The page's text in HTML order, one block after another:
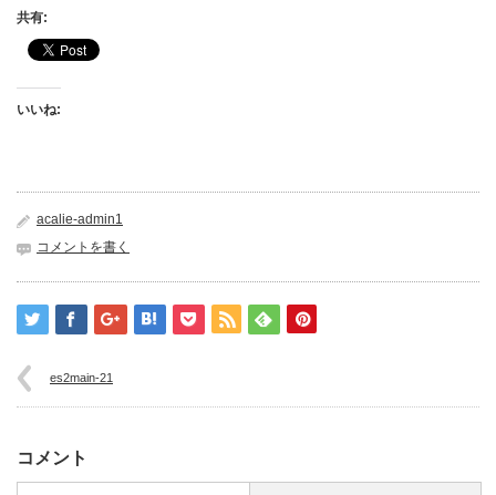
共有:
いいね:
acalie-admin1
コメントを書く
es2main-21
コメント